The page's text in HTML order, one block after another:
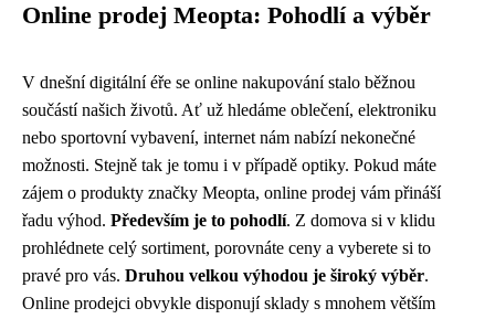
Online prodej Meopta: Pohodlí a výběr
V dnešní digitální éře se online nakupování stalo běžnou
součástí našich životů. Ať už hledáme oblečení, elektroniku
nebo sportovní vybavení, internet nám nabízí nekonečné
možnosti. Stejně tak je tomu i v případě optiky. Pokud máte
zájem o produkty značky Meopta, online prodej vám přináší
řadu výhod. Především je to pohodlí. Z domova si v klidu
prohlédnete celý sortiment, porovnáte ceny a vyberete si to
pravé pro vás. Druhou velkou výhodou je široký výběr.
Online prodejci obvykle disponují sklady s mnohem větším